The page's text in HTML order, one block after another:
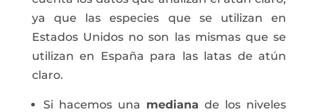
ya que las especies que se utilizan en
Estados Unidos no son las mismas que se
utilizan en España para las latas de atún
claro.
Si hacemos una mediana de los niveles